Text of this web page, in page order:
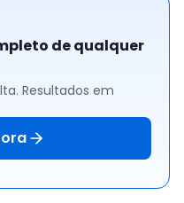
de qualquer
Resultados em